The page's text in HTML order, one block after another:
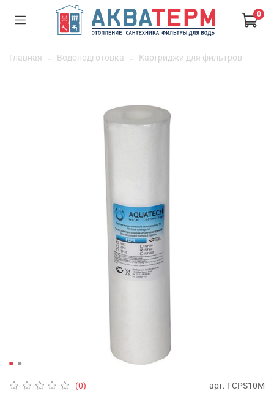
0
Главная Водоподготовка Картриджи для фильтров
(0) арт. FCPS10M